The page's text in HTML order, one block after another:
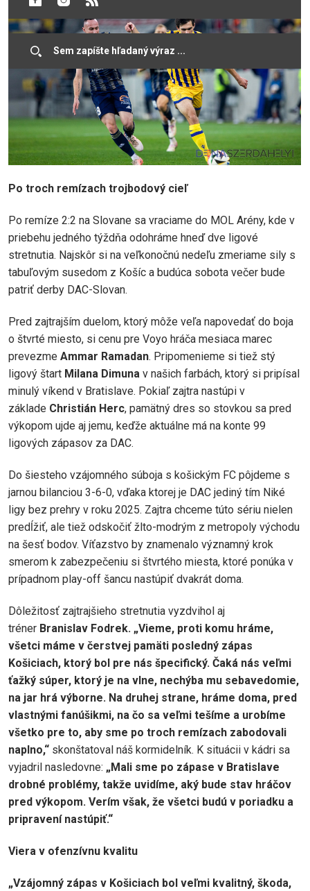
Po troch remízach trojbodový cieľ
Po remíze 2:2 na Slovane sa vraciame do MOL Arény, kde v
priebehu jedného týždňa odohráme hneď dve ligové
stretnutia. Najskôr si na veľkonočnú nedeľu zmeriame sily s
tabuľovým susedom z Košíc a budúca sobota večer bude
patriť derby DAC-Slovan.
Pred zajtrajším duelom, ktorý môže veľa napovedať do boja
o štvrté miesto, si cenu pre Voyo hráča mesiaca marec
prevezme Ammar Ramadan. Pripomenieme si tiež stý
ligový štart Milana Dimuna v našich farbách, ktorý si pripísal
minulý víkend v Bratislave. Pokiaľ zajtra nastúpi v
základe Christián Herc, pamätný dres so stovkou sa pred
výkopom ujde aj jemu, keďže aktuálne má na konte 99
ligových zápasov za DAC.
Do šiesteho vzájomného súboja s košickým FC pôjdeme s
jarnou bilanciou 3-6-0, vďaka ktorej je DAC jediný tím Niké
ligy bez prehry v roku 2025. Zajtra chceme túto sériu nielen
predĺžiť, ale tiež odskočiť žlto-modrým z metropoly východu
na šesť bodov. Víťazstvo by znamenalo významný krok
smerom k zabezpečeniu si štvrtého miesta, ktoré ponúka v
prípadnom play-off šancu nastúpiť dvakrát doma.
Dôležitosť zajtrajšieho stretnutia vyzdvihol aj
tréner Branislav Fodrek. „Vieme, proti komu hráme,
všetci máme v čerstvej pamäti posledný zápas
Košiciach, ktorý bol pre nás špecifický. Čaká nás veľmi
ťažký súper, ktorý je na vlne, nechýba mu sebavedomie,
na jar hrá výborne. Na druhej strane, hráme doma, pred
vlastnými fanúšikmi, na čo sa veľmi tešíme a urobíme
všetko pre to, aby sme po troch remízach zabodovali
naplno,“ skonštatoval náš kormidelník. K situácii v kádri sa
vyjadril nasledovne: „Mali sme po zápase v Bratislave
drobné problémy, takže uvidíme, aký bude stav hráčov
pred výkopom. Verím však, že všetci budú v poriadku a
pripravení nastúpiť.“
Viera v ofenzívnu kvalitu
„Vzájomný zápas v Košiciach bol veľmi kvalitný, škoda,